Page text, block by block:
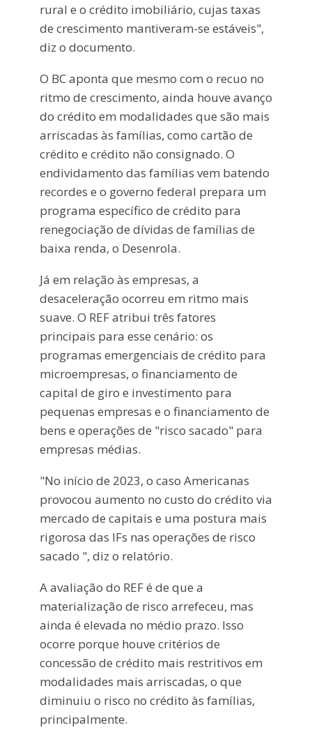
rural e o crédito imobiliário, cujas taxas
de crescimento mantiveram-se estáveis",
diz o documento.
O BC aponta que mesmo com o recuo no
ritmo de crescimento, ainda houve avanço
do crédito em modalidades que são mais
arriscadas às famílias, como cartão de
crédito e crédito não consignado. O
endividamento das famílias vem batendo
recordes e o governo federal prepara um
programa específico de crédito para
renegociação de dívidas de famílias de
baixa renda, o Desenrola.
Já em relação às empresas, a
desaceleração ocorreu em ritmo mais
suave. O REF atribui três fatores
principais para esse cenário: os
programas emergenciais de crédito para
microempresas, o financiamento de
capital de giro e investimento para
pequenas empresas e o financiamento de
bens e operações de "risco sacado" para
empresas médias.
"No início de 2023, o caso Americanas
provocou aumento no custo do crédito via
mercado de capitais e uma postura mais
rigorosa das IFs nas operações de risco
sacado ", diz o relatório.
A avaliação do REF é de que a
materialização de risco arrefeceu, mas
ainda é elevada no médio prazo. Isso
ocorre porque houve critérios de
concessão de crédito mais restritivos em
modalidades mais arriscadas, o que
diminuiu o risco no crédito às famílias,
principalmente.